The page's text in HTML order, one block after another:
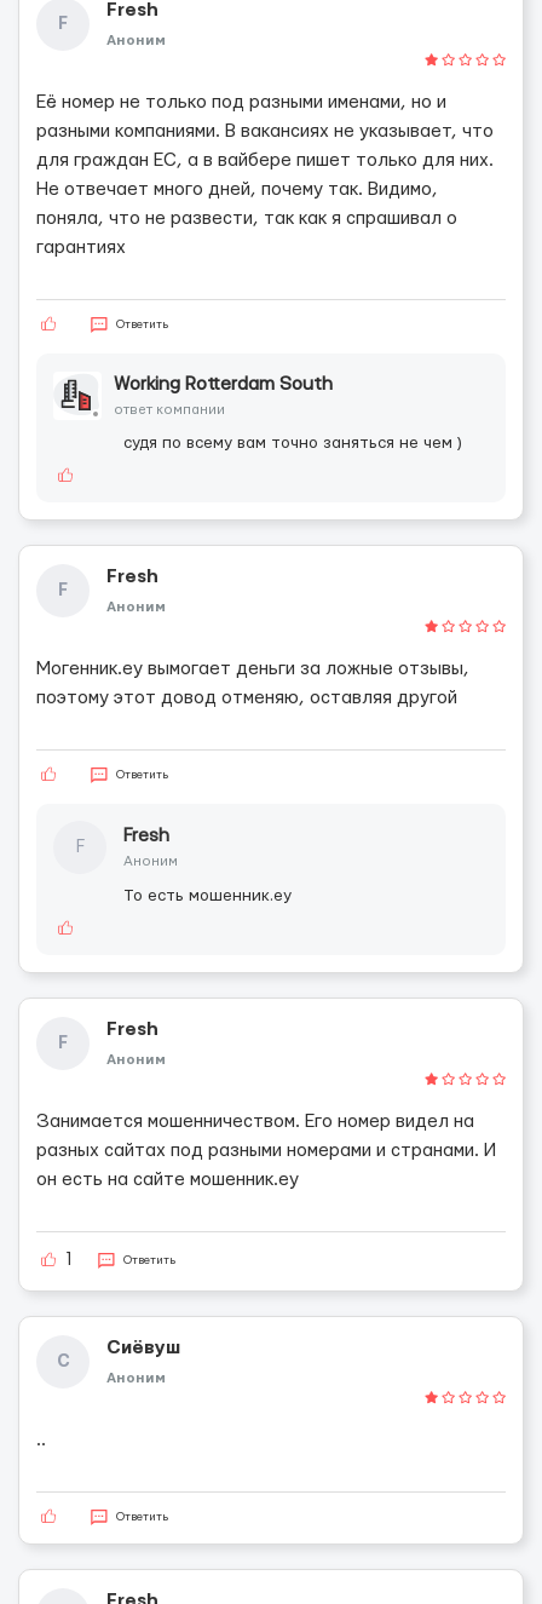
F
Fresh
Аноним
Её номер не только под разными именами, но и
разными компаниями. В вакансиях не указывает, что
для граждан ЕС, а в вайбере пишет только для них.
Не отвечает много дней, почему так. Видимо,
поняла, что не развести, так как я спрашивал о
гарантиях
Ответить
Working Rotterdam South
ответ компании
судя по всему вам точно заняться не чем )
F
Fresh
Аноним
Могенник.еу вымогает деньги за ложные отзывы,
поэтому этот довод отменяю, оставляя другой
Ответить
F
Fresh
Аноним
То есть мошенник.еу
F
Fresh
Аноним
Занимается мошенничеством. Его номер видел на
разных сайтах под разными номерами и странами. И
он есть на сайте мошенник.еу
Ответить
С
Сиёвуш
Аноним
..
Ответить